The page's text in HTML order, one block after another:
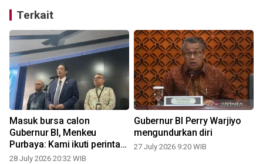
Terkait
Masuk bursa calon
Gubernur BI, Menkeu
Purbaya: Kami ikuti perintah
Presiden
28 July 2026 20:32 WIB
Gubernur BI Perry Warjiyo
mengundurkan diri
27 July 2026 9:20 WIB